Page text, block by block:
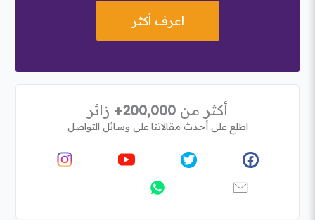
اعرف أكثر
أكثر من 200,000+ زائر
اطلع على أحدث مقالاتنا على وسائل التواصل